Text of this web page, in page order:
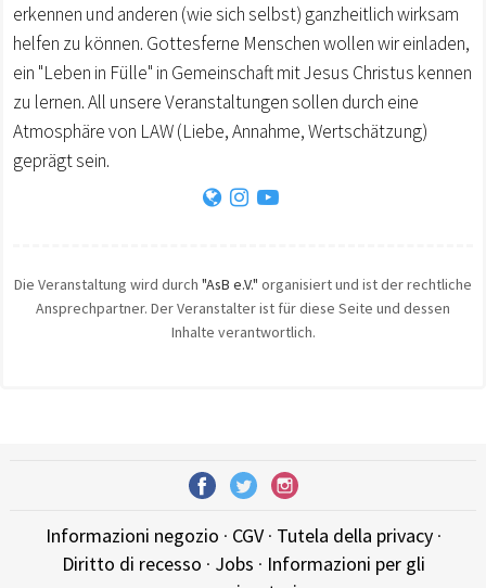
erkennen und anderen (wie sich selbst) ganzheitlich wirksam
helfen zu können. Gottesferne Menschen wollen wir einladen,
ein "Leben in Fülle" in Gemeinschaft mit Jesus Christus kennen
zu lernen. All unsere Veranstaltungen sollen durch eine
Atmosphäre von LAW (Liebe, Annahme, Wertschätzung)
geprägt sein.
Die Veranstaltung wird durch "AsB e.V." organisiert und ist der rechtliche
Ansprechpartner. Der Veranstalter ist für diese Seite und dessen
Inhalte verantwortlich.
Informazioni negozio · CGV· Tutela della privacy·
Diritto di recesso · Jobs · Informazioni per gli